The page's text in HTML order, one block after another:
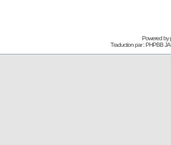
Powered by
Traduction par : PHPBB